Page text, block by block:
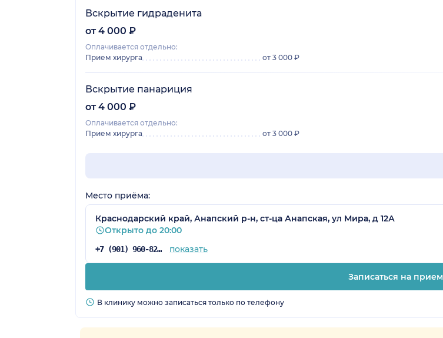
Вскрытие гидраденита
от 4 000 ₽
Оплачивается отдельно:
Прием хирурга
от 3 000 ₽
Вскрытие панариция
от 4 000 ₽
Оплачивается отдельно:
Прием хирурга
от 3 000 ₽
Место приёма:
Краснодарский край, Анапский р-н, ст-ца Анапская, ул Мира, д 12А
Открыто до 20:00
+7 (901) 960-82-10 показать
Записаться на прием
В клинику можно записаться только по телефону